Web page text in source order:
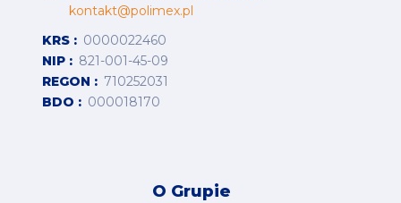
kontakt@polimex.pl
KRS
0000022460
NIP
821-001-45-09
REGON
710252031
BDO
000018170
O Grupie